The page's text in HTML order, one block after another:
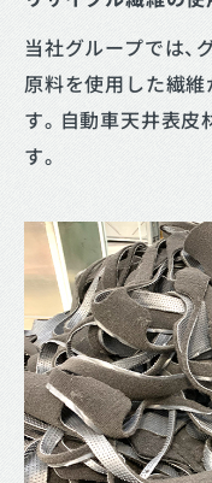
当社グループでは、
原料を使用した繊維
す。自動車天井表
す。